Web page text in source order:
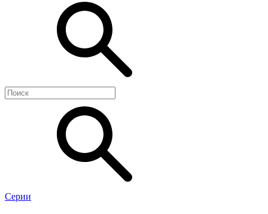
Сeрии